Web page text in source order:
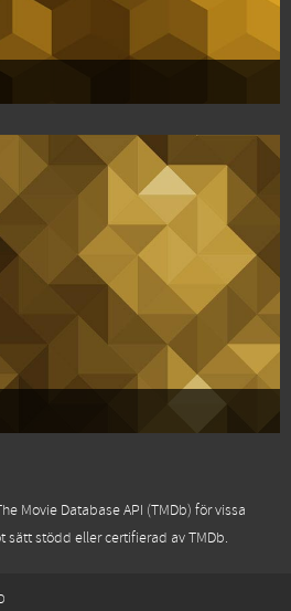
Movie Database API (TMDb) för vissa
sätt stödd eller certifierad av TMDb.